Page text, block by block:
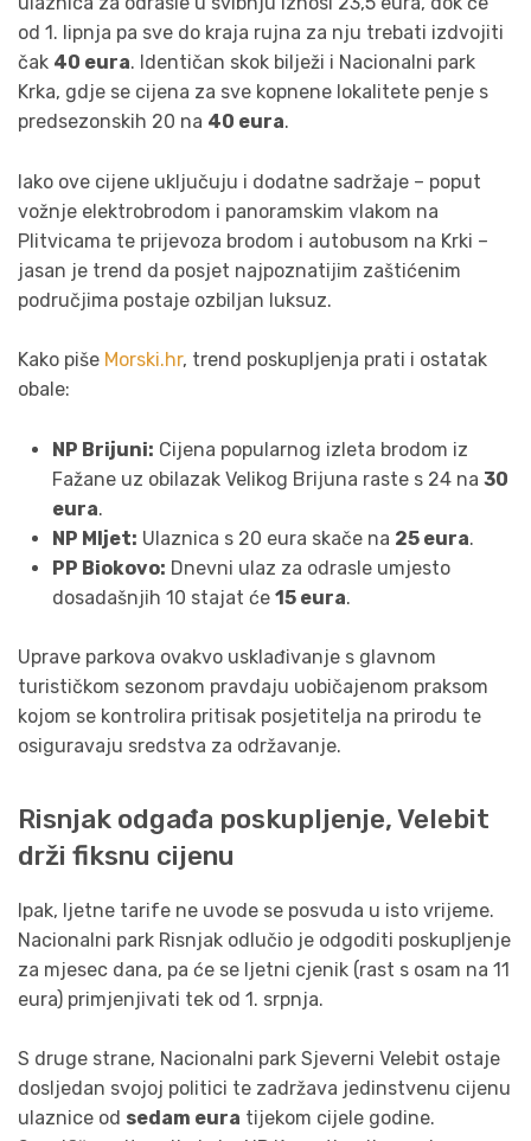
od 1. lipnja pa sve do kraja rujna za nju trebati izdvojiti
čak 40 eura. Identičan skok bilježi i Nacionalni park
Krka, gdje se cijena za sve kopnene lokalitete penje s
predsezonskih 20 na 40 eura.
Iako ove cijene uključuju i dodatne sadržaje – poput
vožnje elektrobrodom i panoramskim vlakom na
Plitvicama te prijevoza brodom i autobusom na Krki –
jasan je trend da posjet najpoznatijim zaštićenim
područjima postaje ozbiljan luksuz.
Kako piše Morski.hr, trend poskupljenja prati i ostatak
obale:
NP Brijuni: Cijena popularnog izleta brodom iz
Fažane uz obilazak Velikog Brijuna raste s 24 na 30
eura.
NP Mljet: Ulaznica s 20 eura skače na 25 eura.
PP Biokovo: Dnevni ulaz za odrasle umjesto
dosadašnjih 10 stajat će 15 eura.
Uprave parkova ovakvo usklađivanje s glavnom
turističkom sezonom pravdaju uobičajenom praksom
kojom se kontrolira pritisak posjetitelja na prirodu te
osiguravaju sredstva za održavanje.
Risnjak odgađa poskupljenje, Velebit
drži fiksnu cijenu
Ipak, ljetne tarife ne uvode se posvuda u isto vrijeme.
Nacionalni park Risnjak odlučio je odgoditi poskupljenje
za mjesec dana, pa će se ljetni cjenik (rast s osam na 11
eura) primjenjivati tek od 1. srpnja.
S druge strane, Nacionalni park Sjeverni Velebit ostaje
dosljedan svojoj politici te zadržava jedinstvenu cijenu
ulaznice od sedam eura tijekom cijele godine.